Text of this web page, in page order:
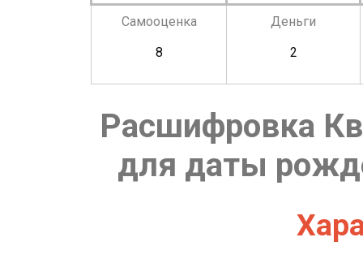
Самооценка
8
Деньги
2
Расшифровка
для даты